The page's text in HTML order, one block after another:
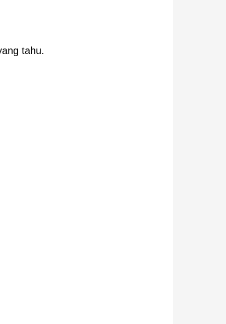
tahu.